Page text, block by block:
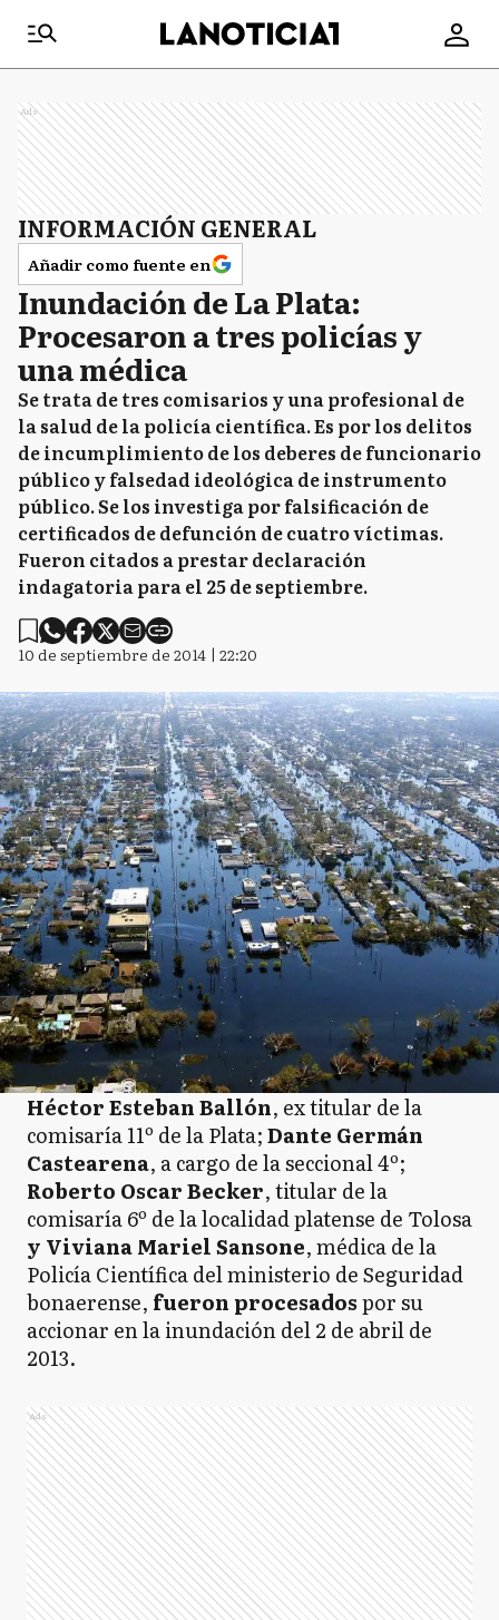
Ads
INFORMACIÓN GENERAL
Añadir como fuente en
Inundación de La Plata:
Procesaron a tres policías y
una médica
Se trata de tres comisarios y una profesional de
la salud de la policía científica. Es por los delitos
de incumplimiento de los deberes de funcionario
público y falsedad ideológica de instrumento
público. Se los investiga por falsificación de
certificados de defunción de cuatro víctimas.
Fueron citados a prestar declaración
indagatoria para el 25 de septiembre.
10 de septiembre de 2014 | 22:20
Héctor Esteban Ballón, ex titular de la
comisaría 11º de la Plata;Dante Germán
Castearena, a cargo de la seccional 4º;
Roberto Oscar Becker, titular de la
comisaría 6º de la localidad platense de Tolosa
y Viviana Mariel Sansone, médica de la
Policía Científica del ministerio de Seguridad
bonaerense, fueron procesadospor su
accionar en la inundación del 2 de abril de
2013.
Ads